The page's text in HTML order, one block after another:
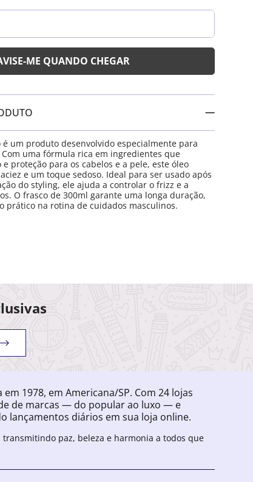
é um produto desenvolvido especialmente para
uma fórmula rica em ingredientes que
proteção para os cabelos e a pele, este óleo
e um toque sedoso. Ideal para ser usado após
do styling, ele ajuda a controlar o frizz e a
O frasco de 300ml garante uma longa duração,
prático na rotina de cuidados masculinos.
1978, em Americana/SP. Com 24 lojas
de marcas — do popular ao luxo — e
lançamentos diários em sua loja online.
paz, beleza e harmonia a todos que